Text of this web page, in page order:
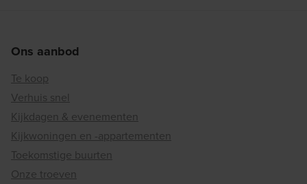
Ons aanbod
Te koop
Verhuis snel
Kijkdagen & evenementen
Kijkwoningen en -appartementen
Toekomstige buurten
Onze troeven